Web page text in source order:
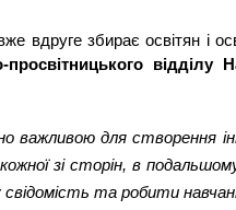
вдруге збирає освітян і
просвітницького відділу
важливою для створення
кожної зі сторін, в
та робити